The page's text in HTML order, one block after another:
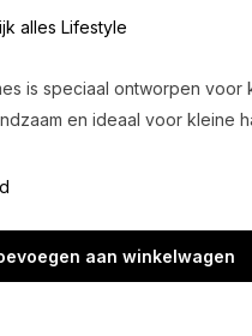
alles Lifestyle
is speciaal ontworpen voor
en ideaal voor kleine
aan winkelwagen